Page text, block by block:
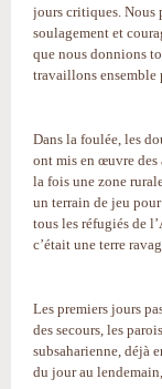
jours critiques. Nous
soulagement et
que nous donnions
travaillons ensemble
Dans la foulée, les
ont mis en œuvre des
la fois une zone
un terrain de jeu
tous les réfugiés de
c’était une terre
Les premiers jours
des secours, les
subsaharienne, déjà
du jour au